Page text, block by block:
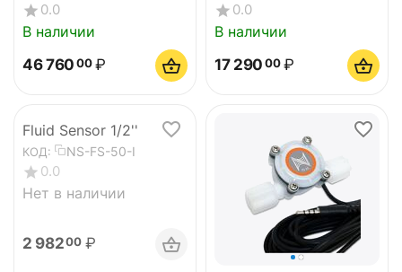
0.0
В наличии
46 760 00 ₽
0.0
В наличии
17 290 00 ₽
Fluid Sensor 1/2''
КОД: NS-FS-50-I
0.0
Нет в наличии
2 98200 ₽